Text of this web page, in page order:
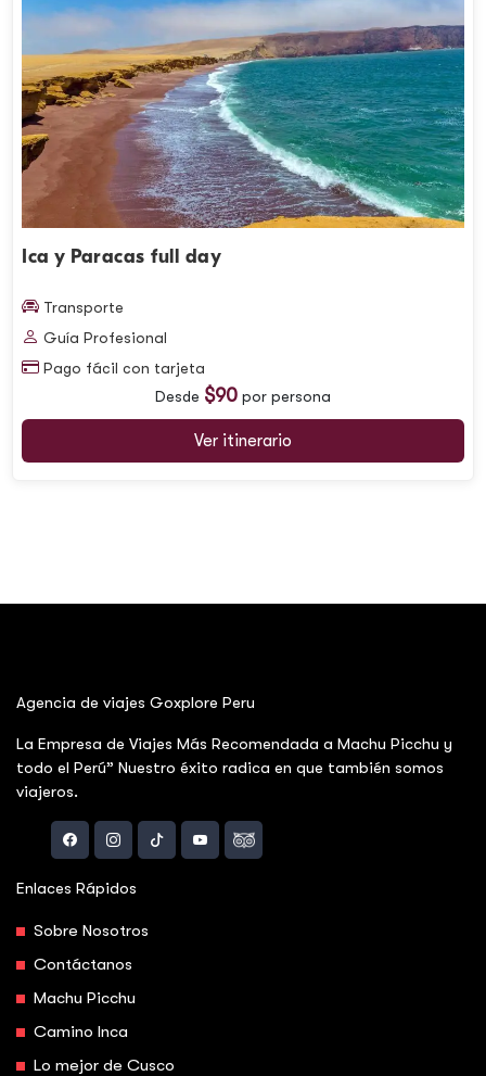
Ica y Paracas full day
Transporte
Guía Profesional
Pago fácil con tarjeta
Desde $90 por persona
Ver itinerario
Agencia de viajes Goxplore Peru
La Empresa de Viajes Más Recomendada a Machu Picchu y
todo el Perú” Nuestro éxito radica en que también somos
viajeros.
Enlaces Rápidos
Sobre Nosotros
Contáctanos
Machu Picchu
Camino Inca
Lo mejor de Cusco